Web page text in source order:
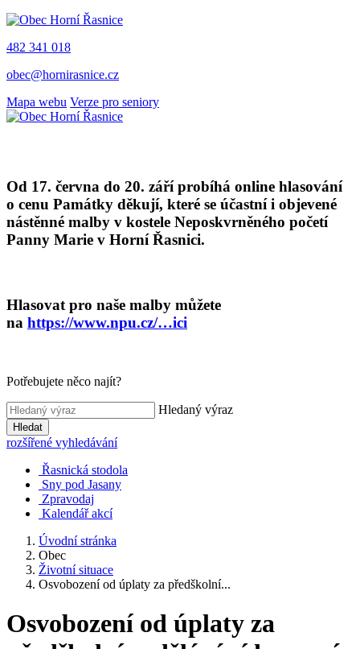
482 341 018
obec@hornirasnice.cz
Mapa webu Verze pro seniory
Od 17. června do 20. září probíhá online hlasování
o cenu Památky děkují, které se účastní i objevené
nástěnné malby v kostele Neposkvrněného početí
Panny Marie v Horní Řasnici.
Hlasovat pro naše malby můžete
na https://www.npu.cz/…ici
Potřebujete něco najít?
Hledaný výraz
Hledat
rozšířené vyhledávání
Řasnická stodola
Sny pod Jasany
Zpravodaj
Kalendář akcí
Úvodní stránka
Obec
Životní situace
Osvobození od úplaty za předškolní...
Osvobození od úplaty za